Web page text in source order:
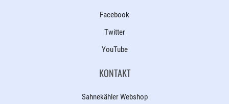
Facebook
Twitter
YouTube
KONTAKT
Sahnekähler Webshop